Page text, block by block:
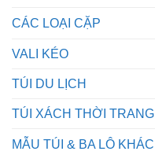
CÁC LOẠI CẶP
VALI KÉO
TÚI DU LỊCH
TÚI XÁCH THỜI TRANG
MẪU TÚI & BA LÔ KHÁC